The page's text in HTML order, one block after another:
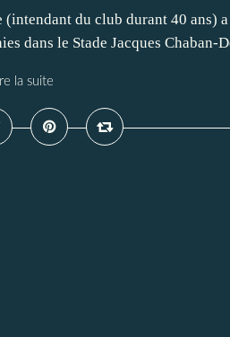
du club durant 40 ans)
dans le Stade Jacques Chaban-
la suite